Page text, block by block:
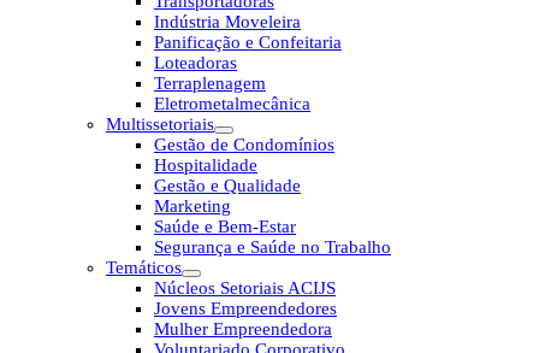
Indústria Moveleira
Panificação e Confeitaria
Loteadoras
Terraplenagem
Eletrometalmecânica
Multissetoriais
Gestão de Condomínios
Hospitalidade
Gestão e Qualidade
Marketing
Saúde e Bem-Estar
Segurança e Saúde no Trabalho
Temáticos
Núcleos Setoriais ACIJS
Jovens Empreendedores
Mulher Empreendedora